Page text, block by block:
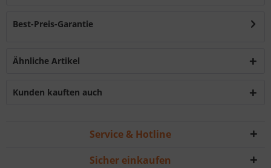
Best-Preis-Garantie
Ähnliche Artikel
Kunden kauften auch
Service & Hotline
Sicher einkaufen